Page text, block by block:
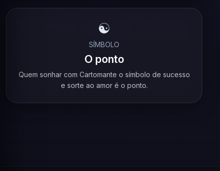
☯️
SÍMBOLO
O ponto
Quem sonhar com Cartomante o símbolo de sucesso
e sorte ao amor é o ponto.